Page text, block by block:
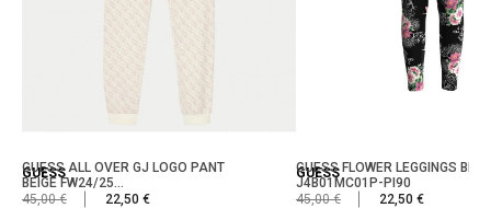
GUESS
GUESS ALL OVER GJ LOGO PANT
BEIGE FW24/25...
45,00 €
22,50 €
GUESS
GUESS FLOWER LEGGINGS
J4B01MC01P-PI90
45,00 €
22,50 €